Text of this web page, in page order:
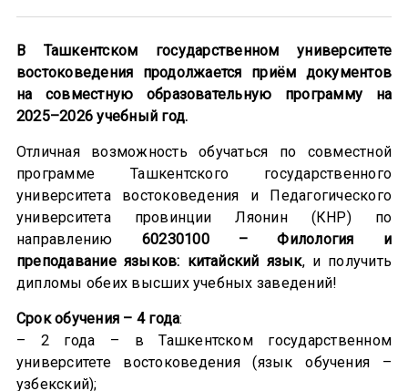
В Ташкентском государственном университете
востоковедения продолжается приём документов
на совместную образовательную программу на
2025–2026 учебный год.
Отличная возможность обучаться по совместной
программе Ташкентского государственного
университета востоковедения и Педагогического
университета провинции Ляонин (КНР) по
направлению 60230100 – Филология и
преподавание языков: китайский язык, и получить
дипломы обеих высших учебных заведений!
Срок обучения – 4 года:
– 2 года – в Ташкентском государственном
университете востоковедения (язык обучения –
узбекский);